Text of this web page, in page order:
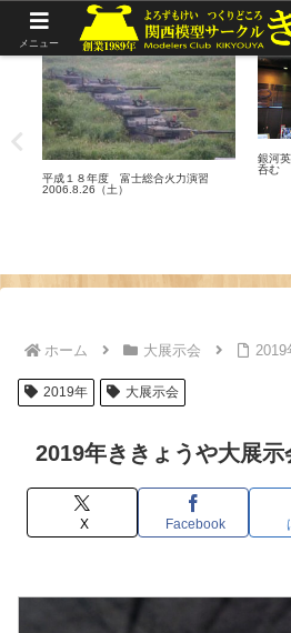
リポート
平成１８年度 富士総合火力演習
2006.8.26（土）
リポ
銀河
呑む
ホーム 大展示会
2019年 大展示会
2019年ききょうや大展示
X Facebook
メニュー